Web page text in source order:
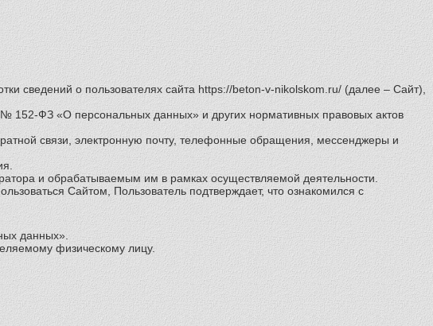
сведений о пользователях сайта https://beton-v-nikolskom.ru/ (далее – Сайт),
152-ФЗ «О персональных данных» и других нормативных правовых актов
связи, электронную почту, телефонные обращения, мессенджеры и
и обрабатываемым им в рамках осуществляемой деятельности.
Сайтом, Пользователь подтверждает, что ознакомился с
данных».
физическому лицу.